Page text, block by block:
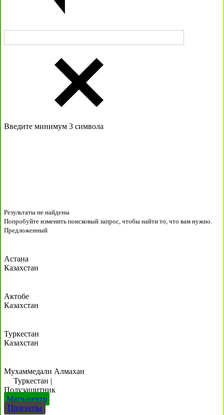
Введите минимум 3 символа
Результаты не найдены
Попробуйте изменить поисковый запрос, чтобы найти то, что вам нужно.
Предложенный
Астана
Казахстан
Актобе
Казахстан
Туркестан
Казахстан
Мухаммедали Алмахан
Туркестан |
Полузащитник
Матч-центр
Прогнозы